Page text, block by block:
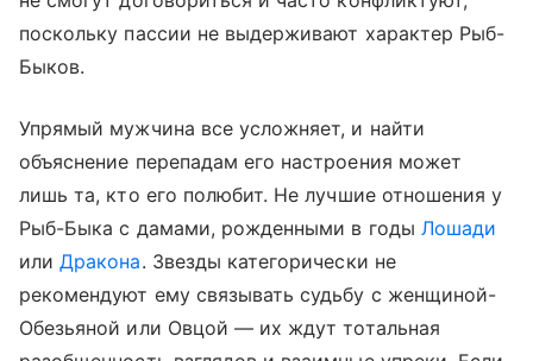
поскольку пассии не выдерживают характер Рыб-
Быков.
Упрямый мужчина все усложняет, и найти
объяснение перепадам его настроения может
лишь та, кто его полюбит. Не лучшие отношения у
Рыб-Быка с дамами, рожденными в годы Лошади
илиДракона. Звезды категорически не
рекомендуют ему связывать судьбу с женщиной-
Обезьяной или Овцой — их ждут тотальная